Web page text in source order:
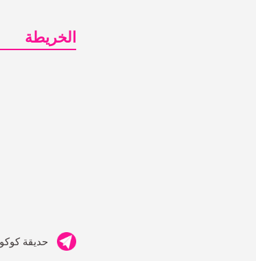
الخريطة
حديقة كوكو